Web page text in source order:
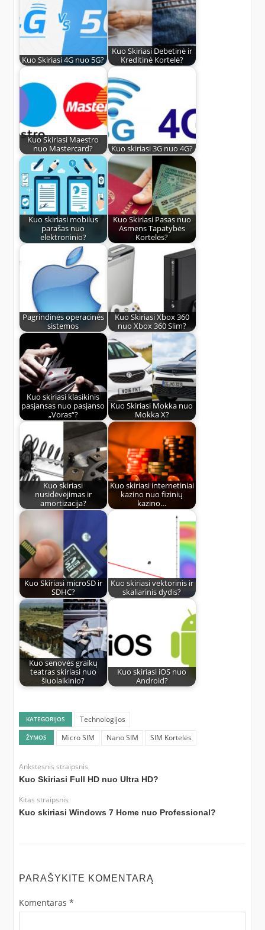
Kuo Skiriasi 4G nuo 5G?
Kuo Skiriasi Debetinė ir
Kreditinė Kortelė?
Kuo Skiriasi Maestro
nuo Mastercard?
Kuo skiriasi 3G nuo 4G?
Kuo skiriasi mobilus
parašas nuo
elektroninio?
Kuo Skiriasi Pasas nuo
Asmens Tapatybės
Kortelės?
Pagrindinės operacinės
sistemos
Kuo Skiriasi Xbox 360
nuo Xbox 360 Slim?
Kuo skiriasi klasikinis
pasjansas nuo pasjanso
„Voras“?
Kuo Skiriasi Mokka nuo
Mokka X?
Kuo skiriasi
nusidėvėjimas ir
amortizacija?
Kuo skiriasi internetiniai
kazino nuo fizinių
kazino…
Kuo Skiriasi microSD ir
SDHC?
Kuo skiriasi vektorinis ir
skaliarinis dydis?
Kuo senovės graikų
teatras skiriasi nuo
šiuolaikinio?
Kuo skiriasi iOS nuo
Android?
KATEGORIJOS Technologijos
ŽYMOS Micro SIM Nano SIM SIM Kortelės
Ankstesnis straipsnis
Kuo Skiriasi Full HD nuo Ultra HD?
Kitas straipsnis
Kuo skiriasi Windows 7 Home nuo Professional?
PARAŠYKITE KOMENTARĄ
Komentaras *